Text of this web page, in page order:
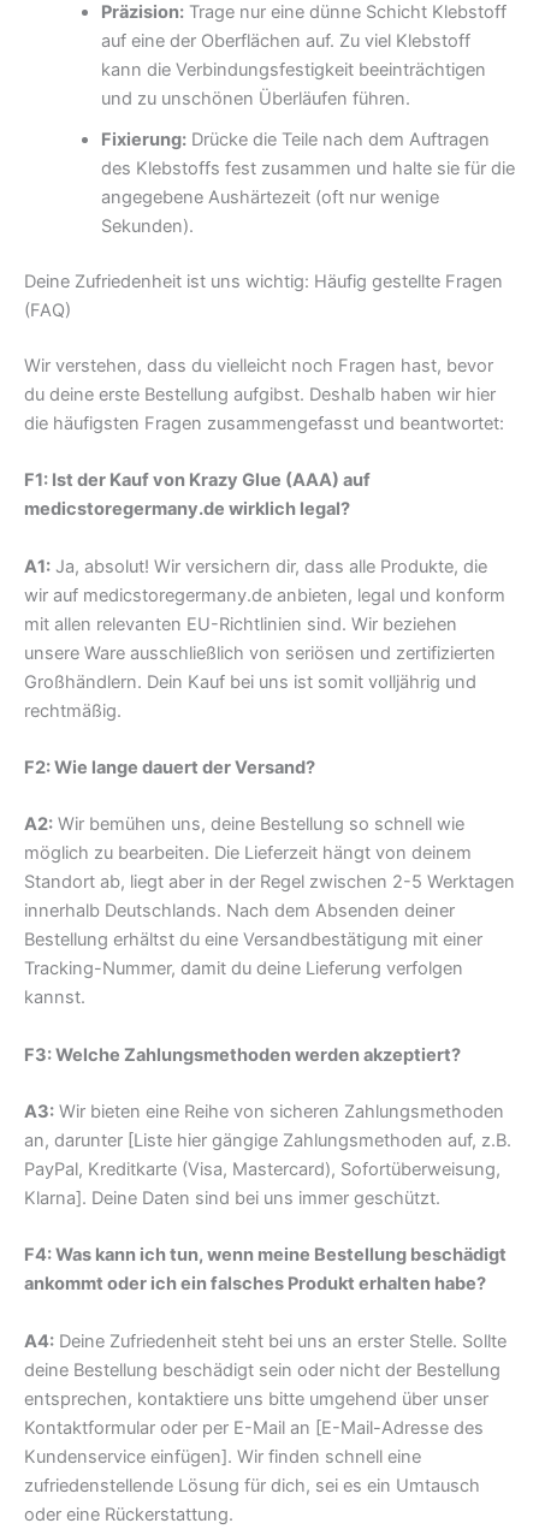
Präzision:Trage nur eine dünne Schicht Klebstoff
auf eine der Oberflächen auf. Zu viel Klebstoff
kann die Verbindungsfestigkeit beeinträchtigen
und zu unschönen Überläufen führen.
Fixierung:Drücke die Teile nach dem Auftragen
des Klebstoffs fest zusammen und halte sie für die
angegebene Aushärtezeit (oft nur wenige
Sekunden).
Deine Zufriedenheit ist uns wichtig: Häufig gestellte Fragen
(FAQ)
Wir verstehen, dass du vielleicht noch Fragen hast, bevor
du deine erste Bestellung aufgibst. Deshalb haben wir hier
die häufigsten Fragen zusammengefasst und beantwortet:
F1: Ist der Kauf von Krazy Glue (AAA) auf
medicstoregermany.de wirklich legal?
A1: Ja, absolut! Wir versichern dir, dass alle Produkte, die
wir auf medicstoregermany.de anbieten, legal und konform
mit allen relevanten EU-Richtlinien sind. Wir beziehen
unsere Ware ausschließlich von seriösen und zertifizierten
Großhändlern. Dein Kauf bei uns ist somit volljährig und
rechtmäßig.
F2: Wie lange dauert der Versand?
A2: Wir bemühen uns, deine Bestellung so schnell wie
möglich zu bearbeiten. Die Lieferzeit hängt von deinem
Standort ab, liegt aber in der Regel zwischen 2-5 Werktagen
innerhalb Deutschlands. Nach dem Absenden deiner
Bestellung erhältst du eine Versandbestätigung mit einer
Tracking-Nummer, damit du deine Lieferung verfolgen
kannst.
F3: Welche Zahlungsmethoden werden akzeptiert?
A3: Wir bieten eine Reihe von sicheren Zahlungsmethoden
an, darunter [Liste hier gängige Zahlungsmethoden auf, z.B.
PayPal, Kreditkarte (Visa, Mastercard), Sofortüberweisung,
Klarna]. Deine Daten sind bei uns immer geschützt.
F4: Was kann ich tun, wenn meine Bestellung beschädigt
ankommt oder ich ein falsches Produkt erhalten habe?
A4: Deine Zufriedenheit steht bei uns an erster Stelle. Sollte
deine Bestellung beschädigt sein oder nicht der Bestellung
entsprechen, kontaktiere uns bitte umgehend über unser
Kontaktformular oder per E-Mail an [E-Mail-Adresse des
Kundenservice einfügen]. Wir finden schnell eine
zufriedenstellende Lösung für dich, sei es ein Umtausch
oder eine Rückerstattung.